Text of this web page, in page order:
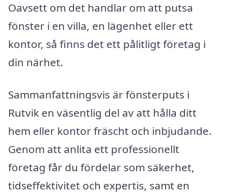
Oavsett om det handlar om att putsa
fönster i en villa, en lägenhet eller ett
kontor, så finns det ett pålitligt företag i
din närhet.
Sammanfattningsvis är fönsterputs i
Rutvik en väsentlig del av att hålla ditt
hem eller kontor fräscht och inbjudande.
Genom att anlita ett professionellt
företag får du fördelar som säkerhet,
tidseffektivitet och expertis, samt en